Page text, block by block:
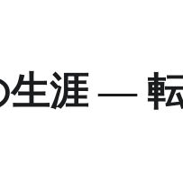
生涯 ―